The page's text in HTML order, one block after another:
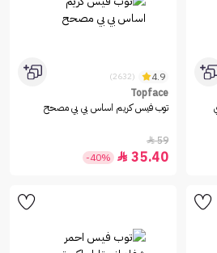
4.9
(2632)
Topface
توب فيس كريم اساس بي بي مصحح
59

35.40

-40%